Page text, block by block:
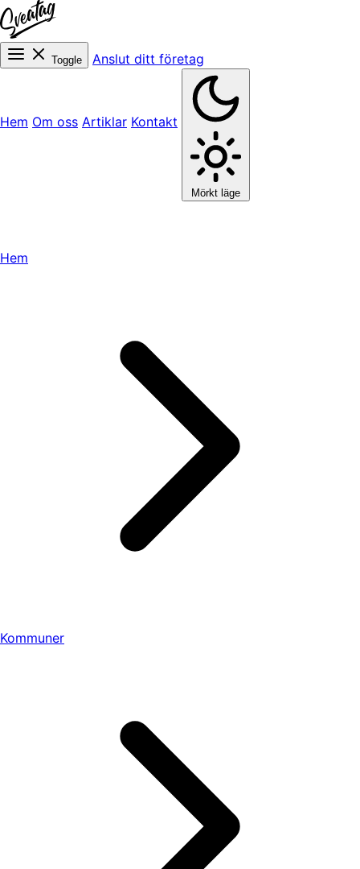
Toggle Anslut ditt företag
Hem Om oss Artiklar Kontakt
Mörkt läge
Hem
Kommuner